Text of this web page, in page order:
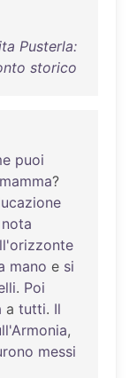
Pusterla:
storico
puoi
mamma?
nota
mano e si
. Poi
a tutti. Il
,
messi